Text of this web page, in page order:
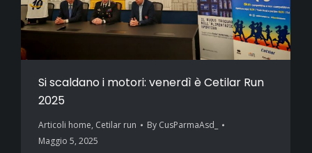
Si scaldano i motori: venerdì è Cetilar Run
2025
Articoli home, Cetilar run By CusParmaAsd_
Maggio 5, 2025